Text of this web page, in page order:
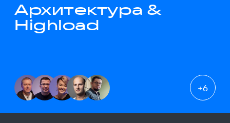
Архитектура &
Highload
+6